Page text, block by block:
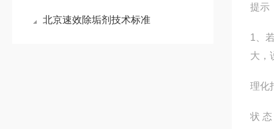
北京速效除垢剂技术标准
提示
1、
大，
理化
状